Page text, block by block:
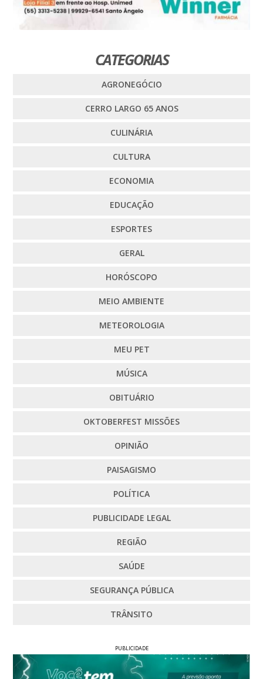
CATEGORIAS
AGRONEGÓCIO
CERRO LARGO 65 ANOS
CULINÁRIA
CULTURA
ECONOMIA
EDUCAÇÃO
ESPORTES
GERAL
HORÓSCOPO
MEIO AMBIENTE
METEOROLOGIA
MEU PET
MÚSICA
OBITUÁRIO
OKTOBERFEST MISSÕES
OPINIÃO
PAISAGISMO
POLÍTICA
PUBLICIDADE LEGAL
REGIÃO
SAÚDE
SEGURANÇA PÚBLICA
TRÂNSITO
PUBLICIDADE